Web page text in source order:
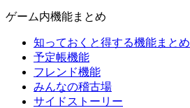
ゲーム内機能まとめ
知っておくと得する機能まとめ
予定帳機能
フレンド機能
みんなの稽古場
サイドストーリー